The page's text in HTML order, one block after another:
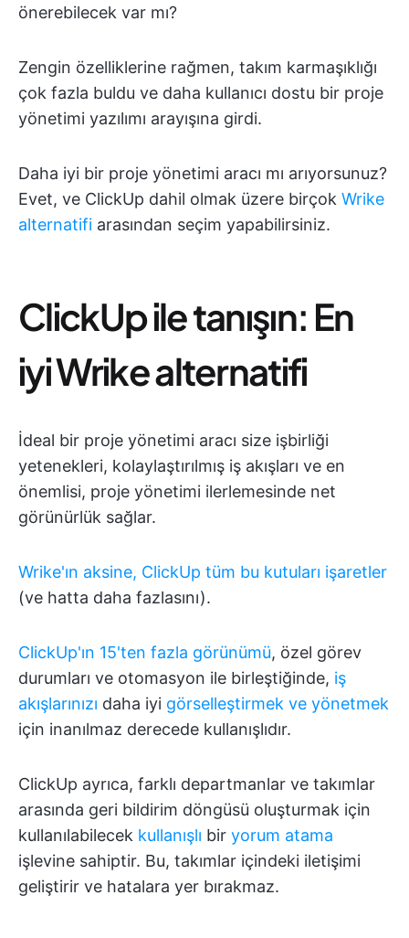
önerebilecek var mı?
Zengin özelliklerine rağmen, takım karmaşıklığı
çok fazla buldu ve daha kullanıcı dostu bir proje
yönetimi yazılımı arayışına girdi.
Daha iyi bir proje yönetimi aracı mı arıyorsunuz?
Evet, ve ClickUp dahil olmak üzere birçok Wrike
alternatifi arasından seçim yapabilirsiniz.
ClickUp ile tanışın: En
iyi Wrike alternatifi
İdeal bir proje yönetimi aracı size işbirliği
yetenekleri, kolaylaştırılmış iş akışları ve en
önemlisi, proje yönetimi ilerlemesinde net
görünürlük sağlar.
Wrike'ın aksine, ClickUp tüm bu kutuları işaretler
(ve hatta daha fazlasını).
ClickUp'ın 15'ten fazla görünümü, özel görev
durumları ve otomasyon ile birleştiğinde, iş
akışlarınızı daha iyi görselleştirmek ve yönetmek
için inanılmaz derecede kullanışlıdır.
ClickUp ayrıca, farklı departmanlar ve takımlar
arasında geri bildirim döngüsü oluşturmak için
kullanılabilecek kullanışlı bir yorum atama
işlevine sahiptir. Bu, takımlar içindeki iletişimi
geliştirir ve hatalara yer bırakmaz.